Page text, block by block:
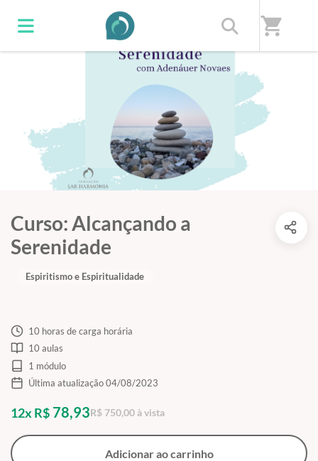
shopping_cart
Curso: Alcançando a
Serenidade
Espiritismo e Espiritualidade
10 horas de carga horária
10 aulas
1 módulo
Última atualização 04/08/2023
12x R$ 78,93R$ 750,00 à vista
Adicionar ao carrinho